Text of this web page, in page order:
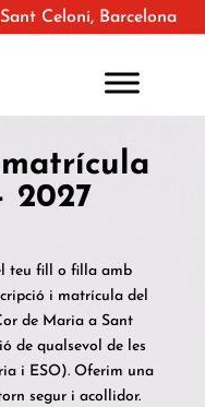
Celoni, Barcelona
2027
teu fill o filla amb
i matrícula del
de Maria a Sant
de qualsevol de les
i ESO). Oferim una
segur i acollidor.